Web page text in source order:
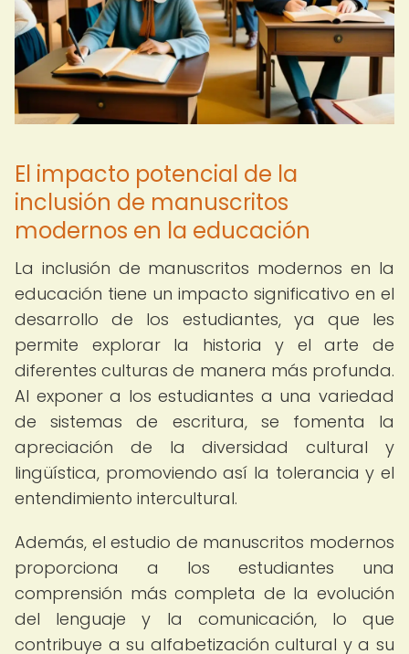
El impacto potencial de la
inclusión de manuscritos
modernos en la educación
La inclusión de manuscritos modernos en la
educación tiene un impacto significativo en el
desarrollo de los estudiantes, ya que les
permite explorar la historia y el arte de
diferentes culturas de manera más profunda.
Al exponer a los estudiantes a una variedad
de sistemas de escritura, se fomenta la
apreciación de la diversidad cultural y
lingüística, promoviendo así la tolerancia y el
entendimiento intercultural.
Además, el estudio de manuscritos modernos
proporciona a los estudiantes una
comprensión más completa de la evolución
del lenguaje y la comunicación, lo que
contribuye a su alfabetización cultural y a su